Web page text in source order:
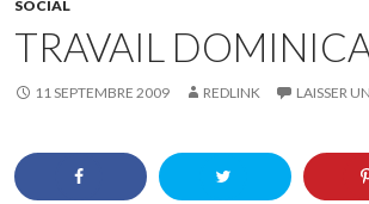
SOCIAL
TRAVAIL
11 SEPTEMBRE 2009 REDLINK LAISSER